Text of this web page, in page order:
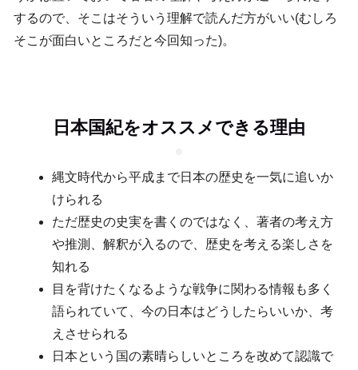
するので、そこはそういう理解で読んだ方がいい(むしろ
そこが面白いところだと今回知った)。
日本国紀をオススメできる理由
縄文時代から平成まで日本の歴史を一気に追いか
けられる
ただ歴史の史実を書くのではなく、著者の考え方
や推測、解釈が入るので、歴史を考える楽しさを
知れる
目を背けたくなるような戦争に関わる情報も多く
語られていて、今の日本はどうしたらいいか、考
えさせられる
日本という国の素晴らしいところを改めて認識で